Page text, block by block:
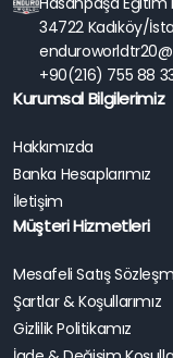
34722 Kadıköy/
+90(216) 755 88
Kurumsal Bilgilerimiz
Hakkımızda
Banka Hesaplarımız
İletişim
Müşteri Hizmetleri
Mesafeli Satış
Şartlar & Koşullarımız
Gizlilik Politikamız